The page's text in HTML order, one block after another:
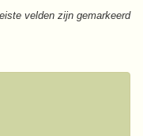
velden zijn gemarkeerd